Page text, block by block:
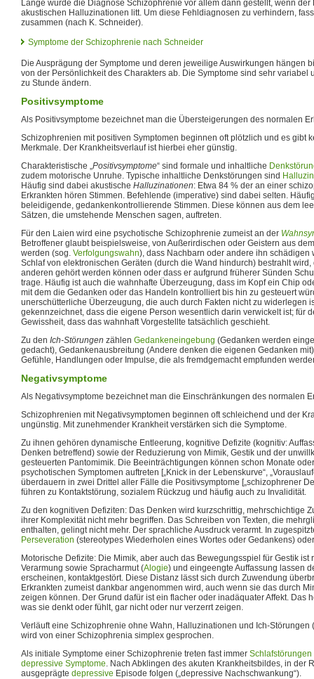
Lange wurde die Diagnose Schizophrenie vor allem dann gestellt, wenn der
akustischen Halluzinationen litt. Um diese Fehldiagnosen zu verhindern,
zusammen (nach K. Schneider).
Symptome der Schizophrenie nach Schneider
Die Ausprägung der Symptome und deren jeweilige Auswirkungen hängen
von der Persönlichkeit des Charakters ab. Die Symptome sind sehr variabel
zu Stunde ändern.
Positivsymptome
Als Positivsymptome bezeichnet man die Übersteigerungen des normalen
Schizophrenien mit positiven Symptomen beginnen oft plötzlich und es gibt
Merkmale. Der Krankheitsverlauf ist hierbei eher günstig.
Charakteristische „Positivsymptome“ sind formale und inhaltliche
zudem motorische Unruhe. Typische inhaltliche Denkstörungen sind
Häufig sind dabei akustische Halluzinationen: Etwa 84 % der an einer
Erkrankten hören Stimmen. Befehlende (imperative) sind dabei selten.
beleidigende, gedankenkontrollierende Stimmen. Diese können aus dem
Sätzen, die umstehende Menschen sagen, auftreten.
Für den Laien wird eine psychotische Schizophrenie zumeist an der
Betroffener glaubt beispielsweise, von Außerirdischen oder Geistern aus
werden (sog. Verfolgungswahn), dass Nachbarn oder andere ihn schädigen
Schlaf von elektronischen Geräten (durch die Wand hindurch) bestrahlt
anderen gehört werden können oder dass er aufgrund früherer Sünden
trage. Häufig ist auch die wahnhafte Überzeugung, dass im Kopf ein Chip
mit dem die Gedanken oder das Handeln kontrolliert bis hin zu gesteuert
unerschütterliche Überzeugung, die auch durch Fakten nicht zu widerlegen
gekennzeichnet, dass die eigene Person wesentlich darin verwickelt ist; für
Gewissheit, dass das wahnhaft Vorgestellte tatsächlich geschieht.
Zu den Ich-Störungen zählen Gedankeneingebung (Gedanken werden
gedacht), Gedankenausbreitung (Andere denken die eigenen Gedanken
Gefühle, Handlungen oder Impulse, die als fremdgemacht empfunden
Negativsymptome
Als Negativsymptome bezeichnet man die Einschränkungen des normalen
Schizophrenien mit Negativsymptomen beginnen oft schleichend und der
ungünstig. Mit zunehmender Krankheit verstärken sich die Symptome.
Zu ihnen gehören dynamische Entleerung, kognitive Defizite (kognitiv:
Denken betreffend) sowie der Reduzierung von Mimik, Gestik und der
gesteuerten Pantomimik. Die Beeinträchtigungen können schon Monate
psychotischen Symptomen auftreten [„Knick in der Lebenskurve“,
überdauern in zwei Drittel aller Fälle die Positivsymptome [„schizophrener
führen zu Kontaktstörung, sozialem Rückzug und häufig auch zu Invalidität.
Zu den kognitiven Defiziten: Das Denken wird kurzschrittig, mehrschichtige
ihrer Komplexität nicht mehr begriffen. Das Schreiben von Texten, die
enthalten, gelingt nicht mehr. Der sprachliche Ausdruck verarmt. In
Perseveration (stereotypes Wiederholen eines Wortes oder Gedankens)
Motorische Defizite: Die Mimik, aber auch das Bewegungsspiel für Gestik ist
Verarmung sowie Spracharmut (Alogie) und eingeengte Auffassung lassen
erscheinen, kontaktgestört. Diese Distanz lässt sich durch Zuwendung
Erkrankten zumeist dankbar angenommen wird, auch wenn sie das durch
zeigen können. Der Grund dafür ist ein flacher oder inadäquater Affekt. Das
was sie denkt oder fühlt, gar nicht oder nur verzerrt zeigen.
Verläuft eine Schizophrenie ohne Wahn, Halluzinationen und Ich-Störungen
wird von einer Schizophrenia simplex gesprochen.
Als initiale Symptome einer Schizophrenie treten fast immer Schlafstörungen
depressive Symptome. Nach Abklingen des akuten Krankheitsbildes, in der
ausgeprägte depressive Episode folgen („depressive Nachschwankung“).